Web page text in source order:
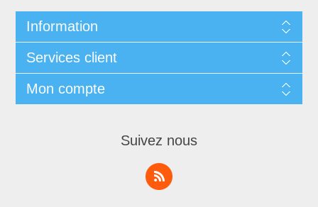
Information
Services client
Mon compte
Suivez nous